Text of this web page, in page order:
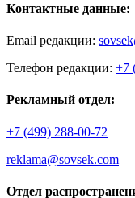
Контактные данные:
Email редакции:
Телефон редакции: +7
Рекламный отдел:
+7 (499) 288-00-72
reklama@sovsek.com
Отдел